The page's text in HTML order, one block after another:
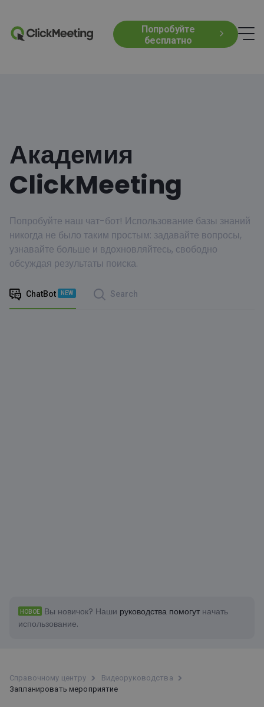
Попробуйте
бесплатно
Академия
ClickMeeting
Попробуйте наш чат-бот! Использование базы знаний
никогда не было таким простым: задавайте вопросы,
узнавайте больше и вдохновляйтесь, свободно
обсуждая результаты поиска.
ChatBot NEW Search
НОВОЕ Вы новичок? Наши руководства помогутначать
использование.
Справочному центру
Bидеоруководства
Запланировать мероприятие